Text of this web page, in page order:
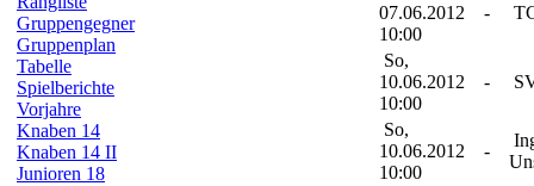
Gruppengegner
Gruppenplan
Tabelle
Spielberichte
Vorjahre
Knaben 14
Knaben 14 II
Junioren 18
07.06.2012
10:00
-
So,
10.06.2012
10:00
-
So,
10.06.2012
10:00
-